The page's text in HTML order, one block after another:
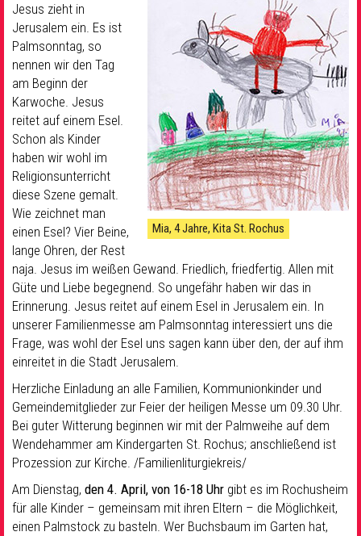
Seelsorge & Kontakt
Mia, 4 Jahre, Kita St. Rochus
Jesus zieht in
Jerusalem ein. Es ist
Palmsonntag, so
nennen wir den Tag
am Beginn der
Karwoche. Jesus
reitet auf einem Esel.
Schon als Kinder
haben wir wohl im
Religionsunterricht
diese Szene gemalt.
Wie zeichnet man
einen Esel? Vier Beine,
lange Ohren, der Rest
naja. Jesus im weißen Gewand. Friedlich, friedfertig. Allen mit
Güte und Liebe begegnend. So ungefähr haben wir das in
Erinnerung. Jesus reitet auf einem Esel in Jerusalem ein. In
unserer Familienmesse am Palmsonntag interessiert uns die
Frage, was wohl der Esel uns sagen kann über den, der auf ihm
einreitet in die Stadt Jerusalem.
Herzliche Einladung an alle Familien, Kommunionkinder und
Gemeindemitglieder zur Feier der heiligen Messe um 09.30 Uhr.
Bei guter Witterung beginnen wir mit der Palmweihe auf dem
Wendehammer am Kindergarten St. Rochus; anschließend ist
Prozession zur Kirche. /Familienliturgiekreis/
Am Dienstag, den 4. April, von 16-18 Uhr gibt es im Rochusheim
für alle Kinder – gemeinsam mit ihren Eltern – die Möglichkeit,
einen Palmstock zu basteln. Wer Buchsbaum im Garten hat,